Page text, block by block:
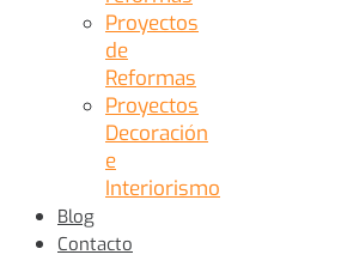
Proyectos
de
Reformas
Proyectos
Decoración
e
Interiorismo
Blog
Contacto